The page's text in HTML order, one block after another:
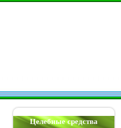
Целебные средства